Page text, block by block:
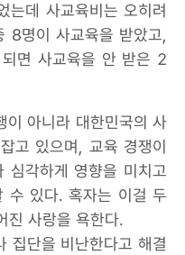
는데 사교육비는 오히려
8명이 사교육을 받았고,
면 사교육을 안 받은 2
이 아니라 대한민국의 사
고 있으며, 교육 경쟁이
심각하게 영향을 미치고
수 있다. 혹자는 이걸 두
진 사랑을 욕한다.
집단을 비난한다고 해결